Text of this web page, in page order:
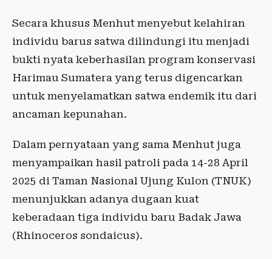
Secara khusus Menhut menyebut kelahiran
individu barus satwa dilindungi itu menjadi
bukti nyata keberhasilan program konservasi
Harimau Sumatera yang terus digencarkan
untuk menyelamatkan satwa endemik itu dari
ancaman kepunahan.
Dalam pernyataan yang sama Menhut juga
menyampaikan hasil patroli pada 14-28 April
2025 di Taman Nasional Ujung Kulon (TNUK)
menunjukkan adanya dugaan kuat
keberadaan tiga individu baru Badak Jawa
(Rhinoceros sondaicus).